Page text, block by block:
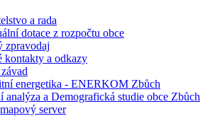
a rada
dotace z rozpočtu obce
zpravodaj
kontakty a odkazy
energetika - ENERKOM Zbůch
analýza a Demografická studie obce Zbůch
server